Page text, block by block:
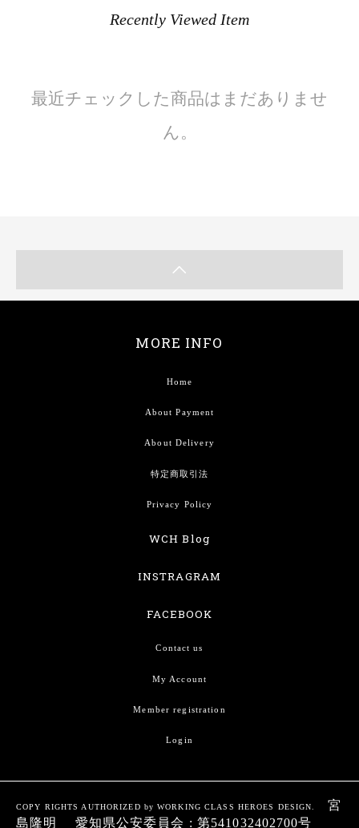
Recently Viewed Item
最近チェックした商品はまだありませ
ん。
MORE INFO
Home
About Payment
About Delivery
特定商取引法
Privacy Policy
WCH Blog
INSTRAGRAM
FACEBOOK
Contact us
My Account
Member registration
Login
COPY RIGHTS AUTHORIZED by WORKING CLASS HEROES DESIGN. 宮
島隆明 愛知県公安委員会 : 第541032402700号